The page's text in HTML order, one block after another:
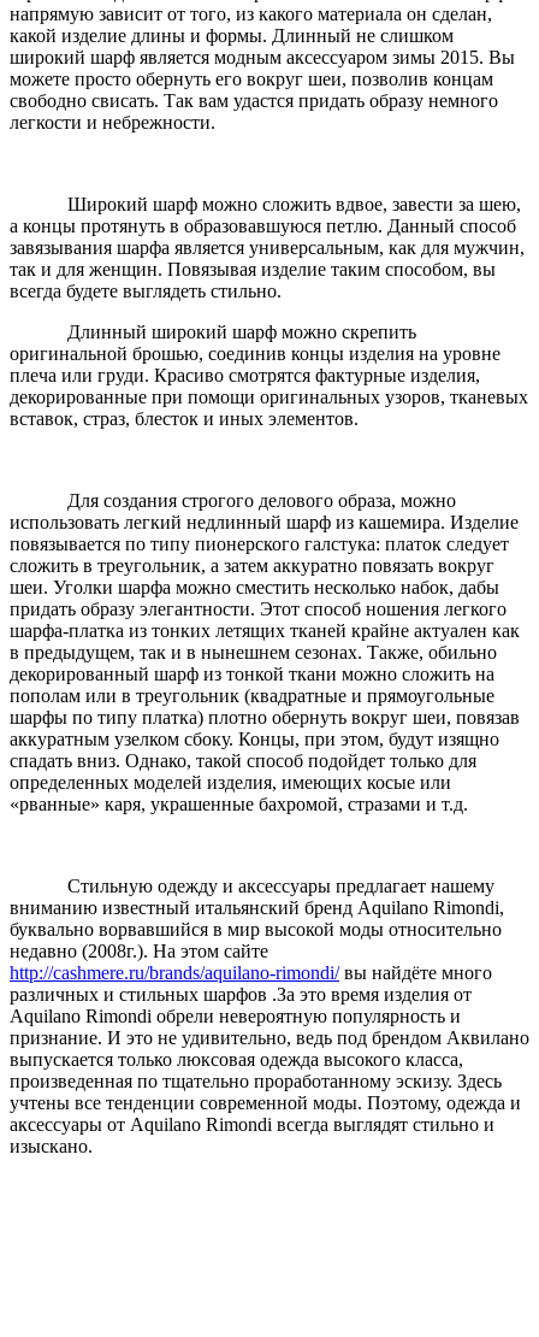
напрямую зависит от того, из какого материала он сделан,
какой изделие длины и формы. Длинный не слишком
широкий шарф является модным аксессуаром зимы 2015. Вы
можете просто обернуть его вокруг шеи, позволив концам
свободно свисать. Так вам удастся придать образу немного
легкости и небрежности.
Широкий шарф можно сложить вдвое, завести за шею,
а концы протянуть в образовавшуюся петлю. Данный способ
завязывания шарфа является универсальным, как для мужчин,
так и для женщин. Повязывая изделие таким способом, вы
всегда будете выглядеть стильно.
Длинный широкий шарф можно скрепить
оригинальной брошью, соединив концы изделия на уровне
плеча или груди. Красиво смотрятся фактурные изделия,
декорированные при помощи оригинальных узоров, тканевых
вставок, страз, блесток и иных элементов.
Для создания строгого делового образа, можно
использовать легкий недлинный шарф из кашемира. Изделие
повязывается по типу пионерского галстука: платок следует
сложить в треугольник, а затем аккуратно повязать вокруг
шеи. Уголки шарфа можно сместить несколько набок, дабы
придать образу элегантности. Этот способ ношения легкого
шарфа-платка из тонких летящих тканей крайне актуален как
в предыдущем, так и в нынешнем сезонах. Также, обильно
декорированный шарф из тонкой ткани можно сложить на
пополам или в треугольник (квадратные и прямоугольные
шарфы по типу платка) плотно обернуть вокруг шеи, повязав
аккуратным узелком сбоку. Концы, при этом, будут изящно
спадать вниз. Однако, такой способ подойдет только для
определенных моделей изделия, имеющих косые или
«рванные» каря, украшенные бахромой, стразами и т.д.
Стильную одежду и аксессуары предлагает нашему
вниманию известный итальянский бренд Aquilano Rimondi,
буквально ворвавшийся в мир высокой моды относительно
недавно (2008г.). На этом сайте
http://cashmere.ru/brands/aquilano-rimondi/вы найдёте много
различных и стильных шарфов .За это время изделия от
Aquilano Rimondi обрели невероятную популярность и
признание. И это не удивительно, ведь под брендом Аквилано
выпускается только люксовая одежда высокого класса,
произведенная по тщательно проработанному эскизу. Здесь
учтены все тенденции современной моды. Поэтому, одежда и
аксессуары от Aquilano Rimondi всегда выглядят стильно и
изыскано.